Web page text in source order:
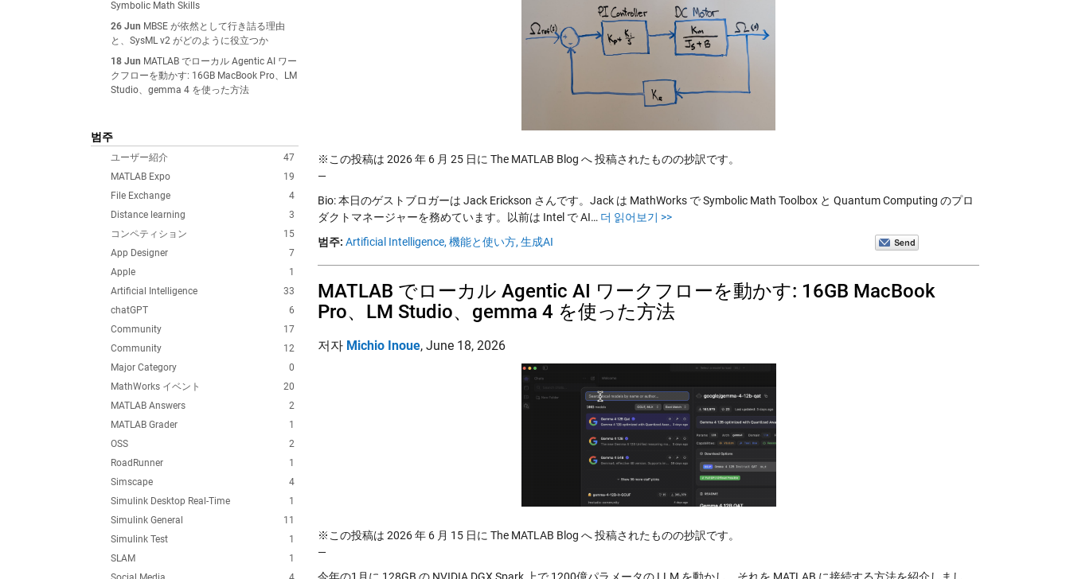
Symbolic Math Skills
26 Jun MBSE が依然として行き詰る理由
と、SysML v2 がどのように役立つか
18 Jun MATLAB でローカル Agentic AI ワー
クフローを動かす: 16GB MacBook Pro、LM
Studio、gemma 4 を使った方法
범주
47
ユーザー紹介
19
MATLAB Expo
4
File Exchange
3
Distance learning
15
コンペティション
7
App Designer
1
Apple
33
Artificial Intelligence
6
chatGPT
17
Community
12
Community
0
Major Category
20
MathWorks イベント
2
MATLAB Answers
1
MATLAB Grader
2
OSS
1
RoadRunner
4
Simscape
1
Simulink Desktop Real-Time
11
Simulink General
1
Simulink Test
1
SLAM
※この投稿は 2026 年 6 月 25 日に The MATLAB Blog へ 投稿されたものの抄訳です。
—
Bio: 本日のゲストブロガーは Jack Erickson さんです。Jack は MathWorks で Symbolic Math Toolbox と Quantum Computing のプロ
ダクトマネージャーを務めています。以前は Intel で AI… 더 읽어보기 >>
범주: Artificial Intelligence, 機能と使い方, 生成AI
MATLAB でローカル Agentic AI ワークフローを動かす: 16GB MacBook
Pro、LM Studio、gemma 4 を使った方法
저자 Michio Inoue, June 18, 2026
※この投稿は 2026 年 6 月 15 日に The MATLAB Blog へ 投稿されたものの抄訳です。
—